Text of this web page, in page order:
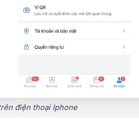
điện thoại Iphone